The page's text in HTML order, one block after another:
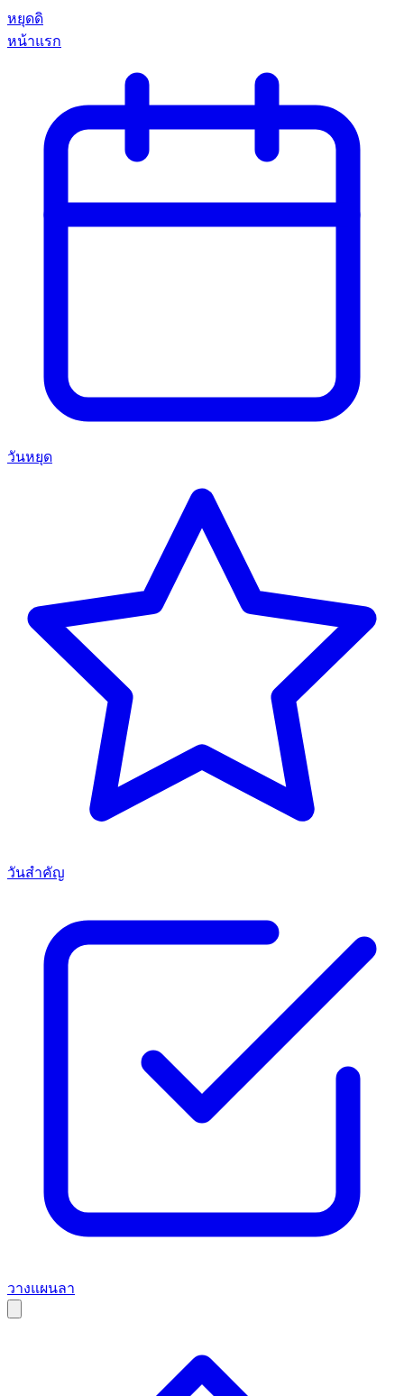
หยุดดิ
หน้าแรก
วันหยุด
วันสำคัญ
วางแผนลา